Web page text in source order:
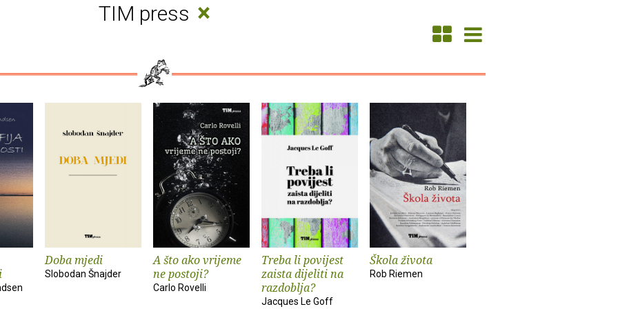
TIM press ×
Doba mjedi
Slobodan Šnajder
A što ako vrijeme
ne postoji?
Carlo Rovelli
Treba li povijest
zaista dijeliti na
razdoblja?
Jacques Le Goff
Škola života
Rob Riemen